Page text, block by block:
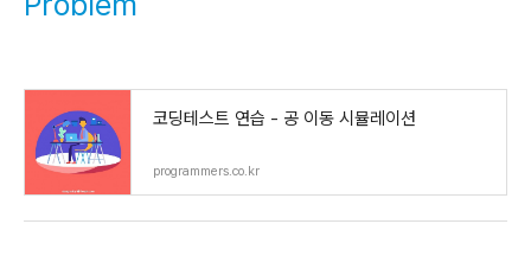
코딩테스트 연습 - 공 이동 시뮬레이션
programmers.co.kr